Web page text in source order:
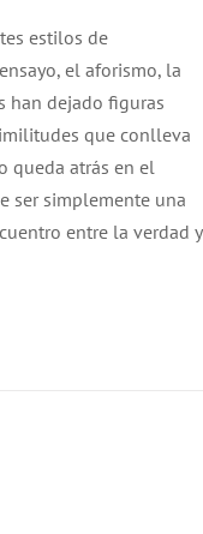
estilos de
el aforismo, la
han dejado figuras
que conlleva
queda atrás en el
ser simplemente una
entre la verdad y